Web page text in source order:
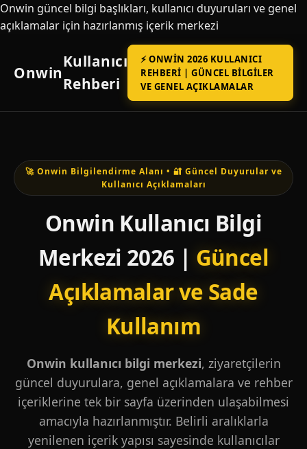
Onwin güncel bilgi başlıkları, kullanıcı duyuruları ve genel
açıklamalar için hazırlanmış içerik merkezi
Onwin
Kullanıcı
Rehberi
⚡ ONWIN 2026 KULLANICI
REHBERI | GÜNCEL BILGILER
VE GENEL AÇIKLAMALAR
🚀 Onwin Bilgilendirme Alanı • 🔐 Güncel Duyurular ve
Kullanıcı Açıklamaları
Onwin Kullanıcı Bilgi
Merkezi 2026 | Güncel
Açıklamalar ve Sade
Kullanım
Onwin kullanıcı bilgi merkezi, ziyaretçilerin
güncel duyurulara, genel açıklamalara ve rehber
içeriklerine tek bir sayfa üzerinden ulaşabilmesi
amacıyla hazırlanmıştır. Belirli aralıklarla
yenilenen içerik yapısı sayesinde kullanıcılar